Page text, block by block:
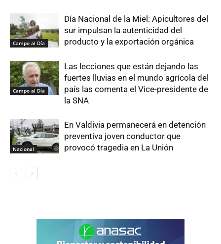
Campo al Día
Día Nacional de la Miel: Apicultores del
sur impulsan la autenticidad del
producto y la exportación orgánica
Campo al Día
Las lecciones que están dejando las
fuertes lluvias en el mundo agrícola del
país las comenta el Vice-presidente de
la SNA
Nacional
En Valdivia permanecerá en detención
preventiva joven conductor que
provocó tragedia en La Unión